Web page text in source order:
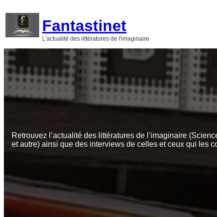
contenu
Fantastinet
L'actualité des littératures de l'imaginaire
Retrouvez l’actualité des littératures de l’imaginaire
et autre) ainsi que des interviews de celles et ceux qui les